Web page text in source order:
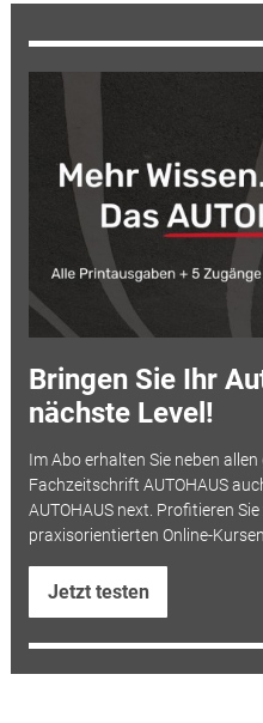
Bringen Sie Ihr
nächste Level!
Im Abo erhalten Sie neben
Fachzeitschrift AUTOHAUS
AUTOHAUS next. Profitieren
praxisorientierten Online-
Jetzt testen